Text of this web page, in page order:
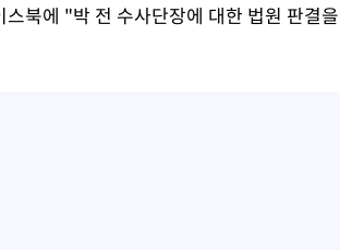
스북에 "박 전 수사단장에 대한 법원 판결